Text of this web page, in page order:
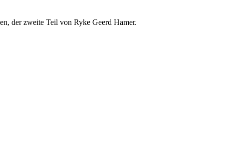
der zweite Teil von Ryke Geerd Hamer.